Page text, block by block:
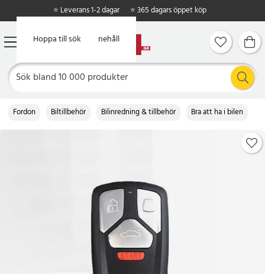
Hoppa till huvudinnehåll
Hoppa till sök
⭐ Leverans 1-2 dagar ⭐ 365 dagars öppet köp
Fordon Biltillbehör Bilinredning & tillbehör Bra att ha i bilen